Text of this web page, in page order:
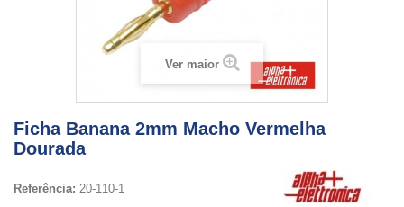
Ver maior
Ficha Banana 2mm Macho Vermelha
Dourada
Referência: 20-110-1